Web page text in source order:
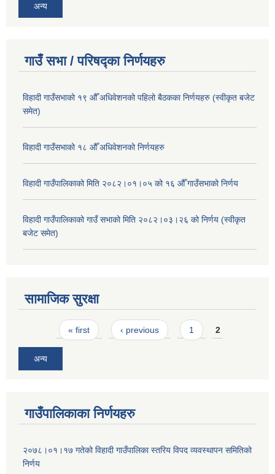
अन्य
गाउँ सभा / परिषद्का निर्णयहरु
विहादी गाउँसभाको १९ औँ अधिवेशनको पहिलो बैठकका निर्णयहरु (स्वीकृत बजेट
समेत)
विहादी गाउँसभाको १८ औँ अधिवेशनको निर्णयहरु
विहादी गाउँपालिकाको मिति २०८२।०१।०५ को १६ औँ गाउँसभाको निर्णय
विहादी गाउँपालिकाको गाउँ सभाको मिति २०८२।०३।२६ को निर्णय (स्वीकृत
बजेट समेत)
सामाजिक सुरक्षा
Pages« first ‹ previous 1 2
अन्य
गाउँपालिकाका निर्णयहरु
२०७८।०१।१७ गतेको विहादी गाउँपालिका स्तरिय विपद व्यवस्थापन समितिको
निर्णय